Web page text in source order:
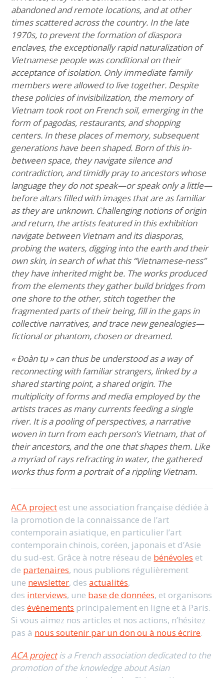
abandoned and remote locations, and at other
times scattered across the country. In the late
1970s, to prevent the formation of diaspora
enclaves, the exceptionally rapid naturalization of
Vietnamese people was conditional on their
acceptance of isolation. Only immediate family
members were allowed to live together. Despite
these policies of invisibilization, the memory of
Vietnam took root on French soil, emerging in the
form of pagodas, restaurants, and shopping
centers. In these places of memory, subsequent
generations have been shaped. Born of this in-
between space, they navigate silence and
contradiction, and timidly pray to ancestors whose
language they do not speak—or speak only a little—
before altars filled with images that are as familiar
as they are unknown. Challenging notions of origin
and return, the artists featured in this exhibition
navigate between Vietnam and its diasporas,
probing the waters, digging into the earth and their
own skin, in search of what this “Vietnamese-ness”
they have inherited might be. The works produced
from the elements they gather build bridges from
one shore to the other, stitch together the
fragmented parts of their being, fill in the gaps in
collective narratives, and trace new genealogies—
fictional or phantom, chosen or dreamed.
« Đoàn tụ » can thus be understood as a way of
reconnecting with familiar strangers, linked by a
shared starting point, a shared origin. The
multiplicity of forms and media employed by the
artists traces as many currents feeding a single
river. It is a pooling of perspectives, a narrative
woven in turn from each person’s Vietnam, that of
their ancestors, and the one that shapes them. Like
a myriad of rays refracting in water, the gathered
works thus form a portrait of a rippling Vietnam.
ACA project est une association française dédiée à
la promotion de la connaissance de l’art
contemporain asiatique, en particulier l’art
contemporain chinois, coréen, japonais et d’Asie
du sud-est. Grâce à notre réseau de bénévoles et
de partenaires, nous publions régulièrement
une newsletter, desactualités,
des interviews, une base de données, et organisons
desévénements principalement en ligne et à Paris.
Si vous aimez nos articles et nos actions, n’hésitez
pas à nous soutenir par un don ou à nous écrire.
ACA projectis a French association dedicated to the
promotion of the knowledge about Asian